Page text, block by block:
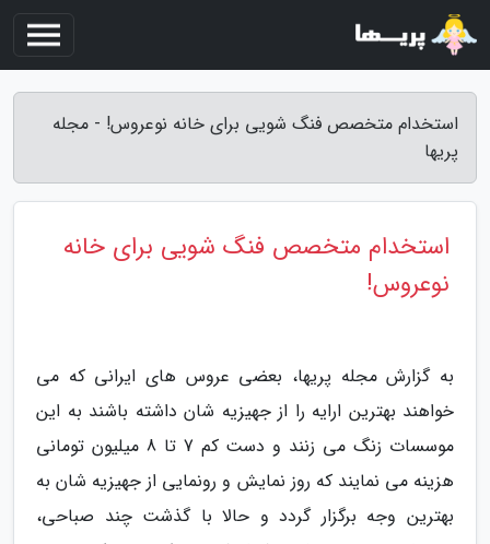
استخدام متخصص فنگ شویی برای خانه نوعروس! - مجله
پریها
استخدام متخصص فنگ شویی برای خانه
نوعروس!
به گزارش مجله پریها، بعضی عروس های ایرانی که می
خواهند بهترین ارایه را از جهیزیه شان داشته باشند به این
موسسات زنگ می زنند و دست کم 7 تا 8 میلیون تومانی
هزینه می نمایند که روز نمایش و رونمایی از جهیزیه شان به
بهترین وجه برگزار گردد و حالا با گذشت چند صباحی،